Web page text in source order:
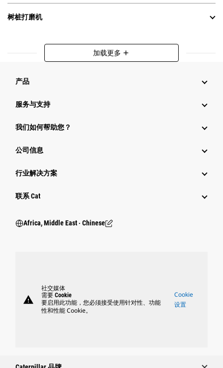
树桩打磨机
加载更多 add
产品
服务与支持
我们如何帮助您？
公司信息
行业解决方案
行业
联系 Cat
Africa, Middle East ‧ Chinese
warning
社交媒体
需要 Cookie
要启用此功能，您必须接受使用针对性、功能
性和性能 Cookie。
Cookie
设置